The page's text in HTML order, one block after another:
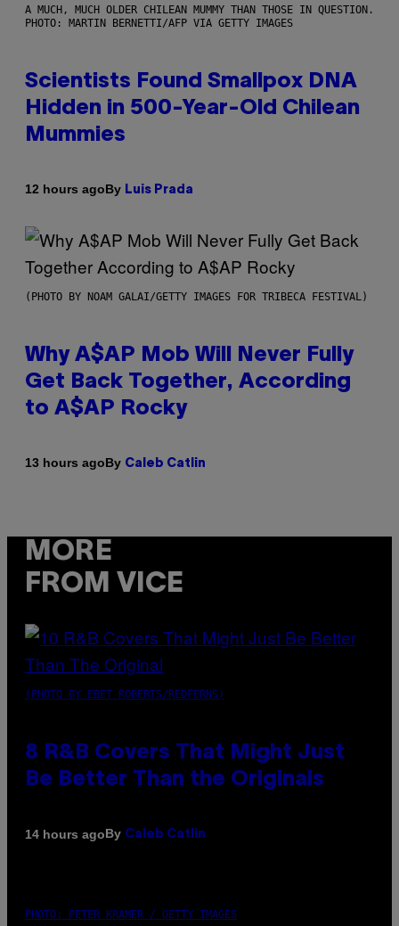
A MUCH, MUCH OLDER CHILEAN MUMMY THAN THOSE IN QUESTION.
PHOTO: MARTIN BERNETTI/AFP VIA GETTY IMAGES
Scientists Found Smallpox DNA
Hidden in 500-Year-Old Chilean
Mummies
12 hours agoBy Luis Prada
(PHOTO BY NOAM GALAI/GETTY IMAGES FOR TRIBECA FESTIVAL)
Why A$AP Mob Will Never Fully
Get Back Together, According
to A$AP Rocky
13 hours agoBy Caleb Catlin
MORE
FROM VICE
(PHOTO BY EBET ROBERTS/REDFERNS)
8 R&B Covers That Might Just
Be Better Than the Originals
14 hours agoBy Caleb Catlin
PHOTO: PETER KRAMER / GETTY IMAGES